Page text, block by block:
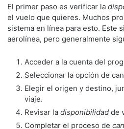
El primer paso es verificar la
el vuelo que quieres. Muchos
sistema en línea para esto. Este
aerolínea, pero generalmente
Acceder a la cuenta del
Seleccionar la opción de
Elegir el origen y destino,
viaje.
Revisar la disponibilidad de
Completar el proceso de